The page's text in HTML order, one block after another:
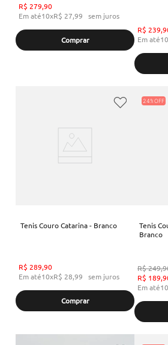
R$ 279,90
Em até10xR$ 27,99 sem juros
Comprar
R$ 239,
Em até10
Tenis Couro Catarina - Branco
R$ 289,90
Em até10xR$ 28,99 sem juros
Comprar
24%
Tenis
Branco
R$249,
R$ 189,
Em até10